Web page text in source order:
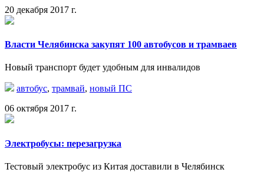
20 декабря 2017 г.
Власти Челябинска закупят 100 автобусов и трамваев
Новый транспорт будет удобным для инвалидов
автобус, трамвай, новый ПС
06 октября 2017 г.
Электробусы: перезагрузка
Тестовый электробус из Китая доставили в Челябинск